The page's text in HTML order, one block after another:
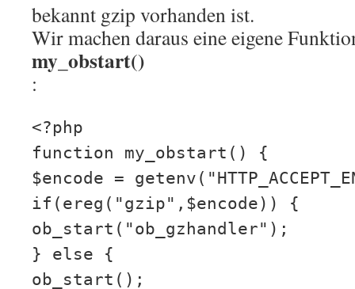
bekannt gzip vorhanden ist.
Wir machen daraus eine eigene
my_obstart()
:
<?php
function my_obstart() {
$encode =
if(ereg("gzip",$encode)) {
ob_start("ob_gzhandler");
} else {
ob_start();